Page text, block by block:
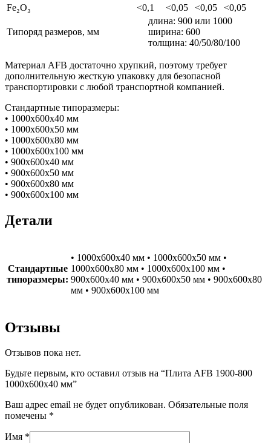
Fe₂O₃
<0,1 <0,05 <0,05 <0,05
Типоряд размеров, мм
длина: 900 или 1000
ширина: 600
толщина: 40/50/80/100
Материал AFB достаточно хрупкий, поэтому требует
дополнительную жесткую упаковку для безопасной
транспортировки с любой транспортной компанией.
Стандартные типоразмеры:
• 1000х600х40 мм
• 1000х600х50 мм
• 1000х600х80 мм
• 1000х600х100 мм
• 900х600х40 мм
• 900х600х50 мм
• 900х600х80 мм
• 900х600х100 мм
Детали
Стандартные
типоразмеры:
• 1000х600х40 мм • 1000х600х50 мм •
1000х600х80 мм • 1000х600х100 мм •
900х600х40 мм • 900х600х50 мм • 900х600х80
мм • 900х600х100 мм
Отзывы
Отзывов пока нет.
Будьте первым, кто оставил отзыв на “Плита AFB 1900-800
1000x600x40 мм”
Ваш адрес email не будет опубликован. Обязательные поля
помечены *
Имя *